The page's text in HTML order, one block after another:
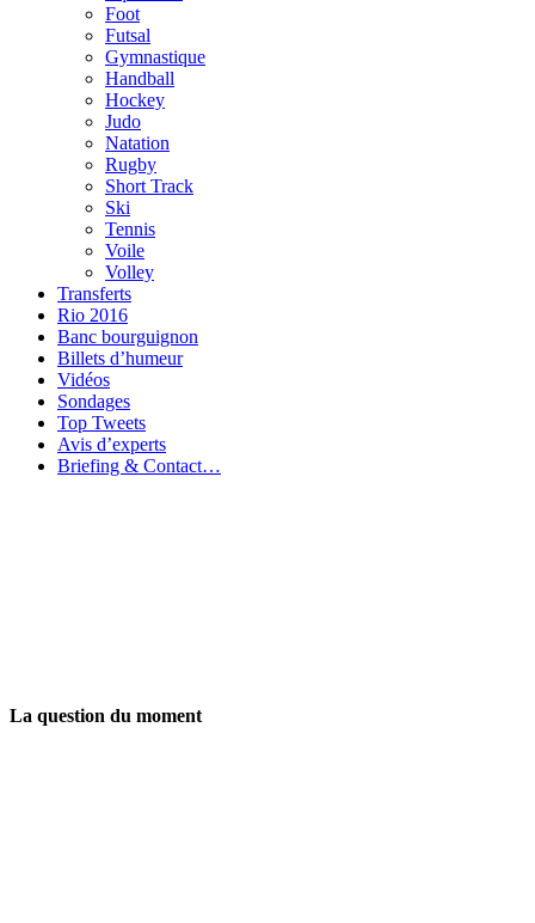
Foot
Futsal
Gymnastique
Handball
Hockey
Judo
Natation
Rugby
Short Track
Ski
Tennis
Voile
Volley
Transferts
Rio 2016
Banc bourguignon
Billets d’humeur
Vidéos
Sondages
Top Tweets
Avis d’experts
Briefing & Contact…
La question du moment